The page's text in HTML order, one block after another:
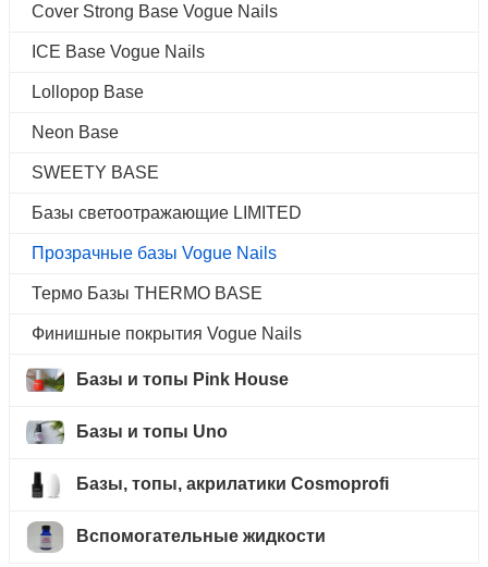
Cover Strong Base Vogue Nails
ICE Base Vogue Nails
Lollopop Base
Neon Base
SWEETY BASE
Базы светоотражающие LIMITED
Прозрачные базы Vogue Nails
Термо Базы THERMO BASE
Финишные покрытия Vogue Nails
Базы и топы Pink House
Базы и топы Uno
Базы, топы, акрилатики Cosmoprofi
Вспомогательные жидкости